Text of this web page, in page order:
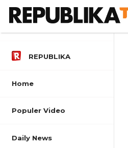
REPUBLIKA
Home
Populer Video
Daily News